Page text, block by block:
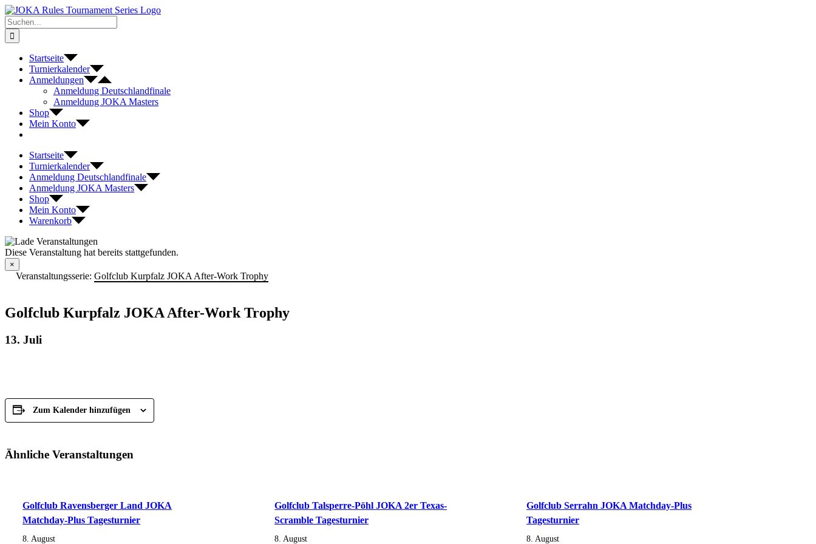
Zum
Inhalt
springen
Suche
nach:
Startseite
Turnierkalender
Anmeldungen
Anmeldung Deutschlandfinale
Anmeldung JOKA Masters
Shop
Mein Konto
Startseite
Turnierkalender
Anmeldung Deutschlandfinale
Anmeldung JOKA Masters
Shop
Mein Konto
Warenkorb
Diese Veranstaltung hat bereits stattgefunden.
×
Veranstaltungsserie: Golfclub Kurpfalz JOKA After-Work Trophy
Golfclub Kurpfalz JOKA After-Work Trophy
13. Juli
Zum Kalender hinzufügen
Ähnliche Veranstaltungen
Golfclub Ravensberger Land JOKA
Matchday-Plus Tagesturnier
8. August
Golfclub Talsperre-Pöhl JOKA 2er Texas-
Scramble Tagesturnier
8. August
Golfclub Serrahn JOKA Matchday-Plus
Tagesturnier
8. August